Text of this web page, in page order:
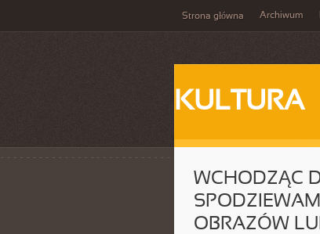
Strona główna Archiwum
KULTURA
WCHODZĄC
OBRAZÓW